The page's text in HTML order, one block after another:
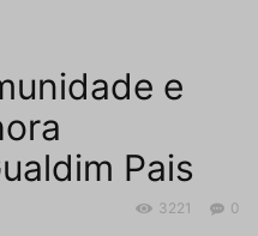
e
Pais
0
3221